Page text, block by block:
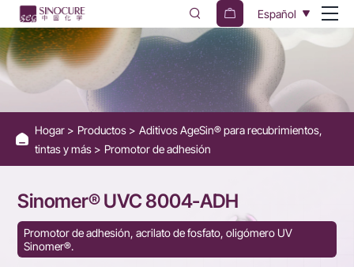
SINOMER®
UVC8004-
ADH
Adhesion
promoting
resin
for
metal
Español
Hogar Productos
Aditivos AgeSin® para recubrimientos,
tintas y más
Promotor de adhesión
Sinomer® UVC 8004-ADH
Promotor de adhesión, acrilato de fosfato, oligómero UV
Sinomer®.